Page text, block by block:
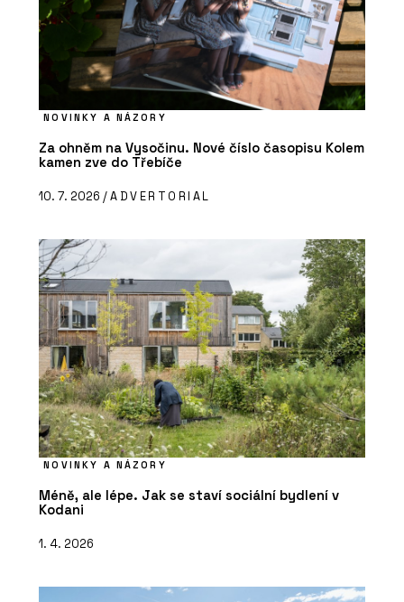
NOVINKY A NÁZORY
Za ohněm na Vysočinu. Nové číslo časopisu Kolem
kamen zve do Třebíče
10. 7. 2026 /ADVERTORIAL
NOVINKY A NÁZORY
Méně, ale lépe. Jak se staví sociální bydlení v
Kodani
1. 4. 2026